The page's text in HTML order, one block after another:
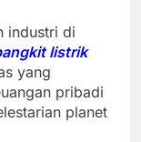
industri di
listrik
yang
pribadi
planet